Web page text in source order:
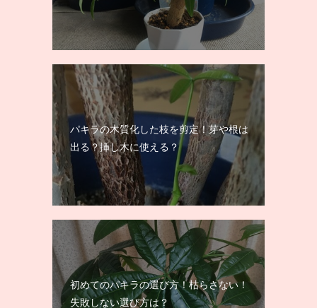
パキラの木質化した枝を剪定！芽や根は
出る？挿し木に使える？
初めてのパキラの選び方！枯らさない！
失敗しない選び方は？